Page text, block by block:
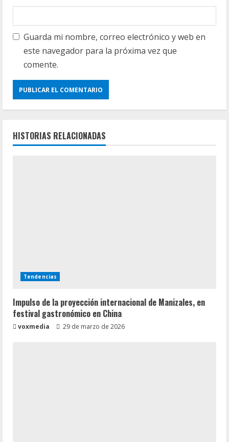
Guarda mi nombre, correo electrónico y web en
este navegador para la próxima vez que
comente.
HISTORIAS RELACIONADAS
Tendencias
Impulso de la proyección internacional de Manizales, en
festival gastronómico en China
voxmedia 29 de marzo de 2026